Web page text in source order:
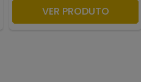
ADICIONAR À SACOLA
VER PRODUTO